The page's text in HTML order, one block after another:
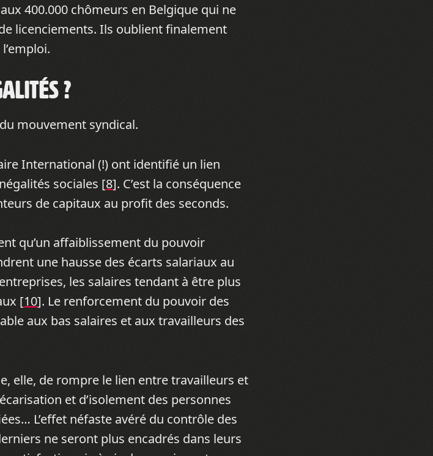
400.000 chômeurs en Belgique qui ne
licenciements. Ils oublient finalement
?
mouvement syndical.
International (!) ont identifié un lien
sociales [8]. C’est la conséquence
de capitaux au profit des seconds.
qu’un affaiblissement du pouvoir
une hausse des écarts salariaux au
les salaires tendant à être plus
[10]. Le renforcement du pouvoir des
aux bas salaires et aux travailleurs des
elle, de rompre le lien entre travailleurs et
et d’isolement des personnes
L’effet néfaste avéré du contrôle des
ne seront plus encadrés dans leurs